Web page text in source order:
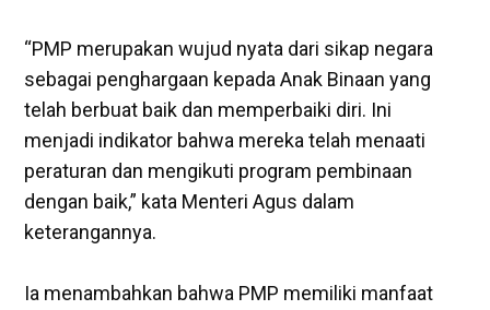
“PMP merupakan wujud nyata dari sikap negara
sebagai penghargaan kepada Anak Binaan yang
telah berbuat baik dan memperbaiki diri. Ini
menjadi indikator bahwa mereka telah menaati
peraturan dan mengikuti program pembinaan
dengan baik,” kata Menteri Agus dalam
keterangannya.
‎Ia menambahkan bahwa PMP memiliki manfaat